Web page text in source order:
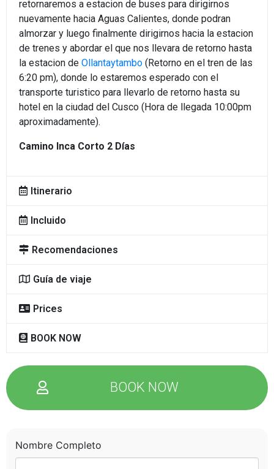
retornaremos a estacion de buses para dirigirnos
nuevamente hacia Aguas Calientes, donde podran
almorzar y luego finalmente dirigirnos hacia la estacion
de trenes y abordar el que nos llevara de retorno hasta
la estacion de Ollantaytambo (Retorno en el tren de las
6:20 pm), donde lo estaremos esperado con el
transporte turistico para llevarlo de retorno hasta su
hotel en la ciudad del Cusco (Hora de llegada 10:00pm
aproximadamente).
Camino Inca Corto 2 Días
Itinerario
Incluido
Recomendaciones
Guía de viaje
Prices
BOOK NOW
BOOK NOW
Nombre Completo
Pais o Nacionalidad
Fecha de Viaje
Cantidad de Pasajeros
Mensaje